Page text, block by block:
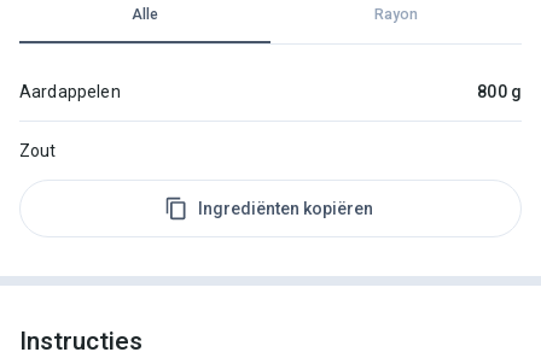
Alle Rayon
Aardappelen 800 g
Zout
Ingrediënten kopiëren
Instructies